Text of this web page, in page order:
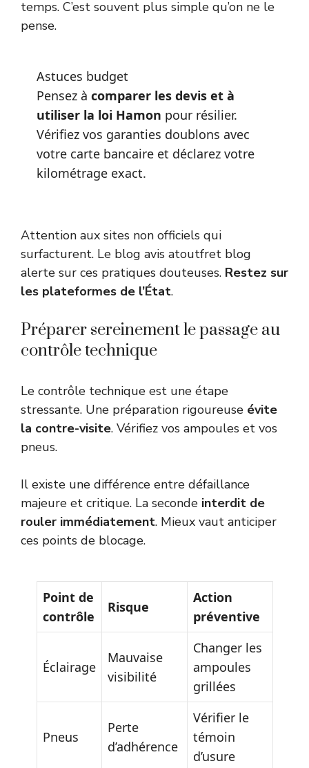
temps. C’est souvent plus simple qu’on ne le
pense.
Astuces budget
Pensez à comparer les devis et à
utiliser la loi Hamon pour résilier.
Vérifiez vos garanties doublons avec
votre carte bancaire et déclarez votre
kilométrage exact.
Attention aux sites non officiels qui
surfacturent. Le blog avis atoutfret blog
alerte sur ces pratiques douteuses. Restez sur
les plateformes de l’État.
Préparer sereinement le passage au
contrôle technique
Le contrôle technique est une étape
stressante. Une préparation rigoureuse évite
la contre-visite. Vérifiez vos ampoules et vos
pneus.
Il existe une différence entre défaillance
majeure et critique. La seconde interdit de
rouler immédiatement. Mieux vaut anticiper
ces points de blocage.
Point de
contrôle
Risque
Action
préventive
Éclairage
Mauvaise
visibilité
Changer les
ampoules
grillées
Pneus
Perte
d’adhérence
Vérifier le
témoin
d’usure